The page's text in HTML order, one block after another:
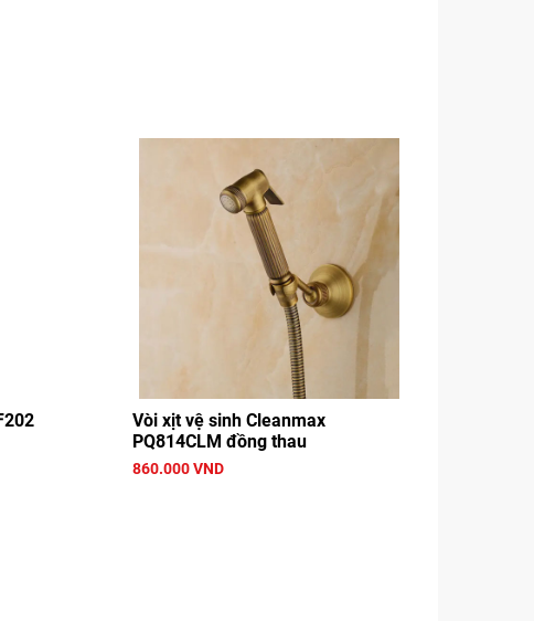
Vòi xịt vệ sinh Cleanmax
PQ814CLM đồng thau
860.000 VND